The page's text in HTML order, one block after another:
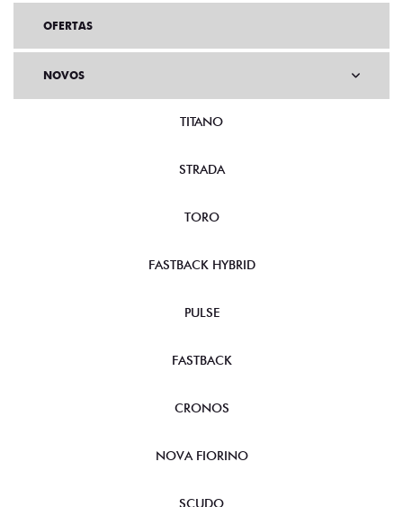
OFERTAS
NOVOS
TITANO
STRADA
TORO
FASTBACK HYBRID
PULSE
FASTBACK
CRONOS
NOVA FIORINO
SCUDO